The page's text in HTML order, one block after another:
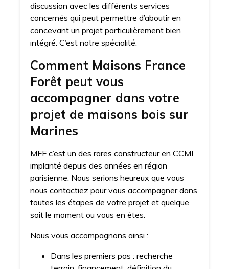
discussion avec les différents services
concernés qui peut permettre d’aboutir en
concevant un projet particulièrement bien
intégré. C’est notre spécialité.
Comment Maisons France
Forêt peut vous
accompagner dans votre
projet de maisons bois sur
Marines
MFF c’est un des rares constructeur en CCMI
implanté depuis des années en région
parisienne. Nous serions heureux que vous
nous contactiez pour vous accompagner dans
toutes les étapes de votre projet et quelque
soit le moment ou vous en êtes.
Nous vous accompagnons ainsi :
Dans les premiers pas : recherche